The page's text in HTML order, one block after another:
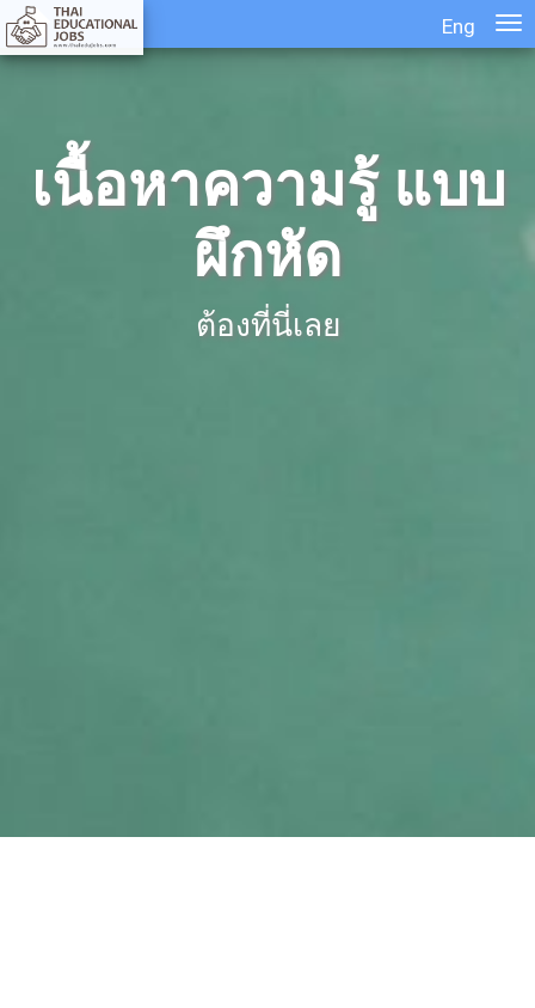
Eng
เนื้อหาความรู้ แบบ
ผึกหัด
ต้องที่นี่เลย